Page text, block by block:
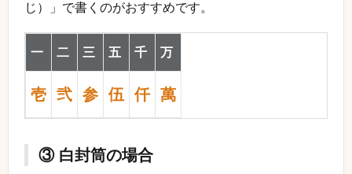
じ）」で書くのがおすすめです。
一 二 三 五 千 万
壱 弐 参 伍 仟 萬
③ 白封筒の場合